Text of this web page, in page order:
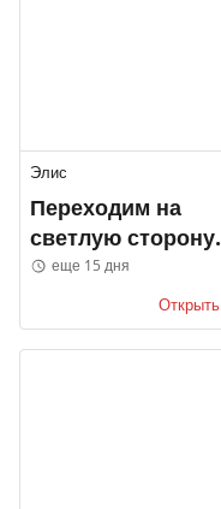
Элис
Переходим на
светлую сторону
Элис
еще 15 дня
Открыть